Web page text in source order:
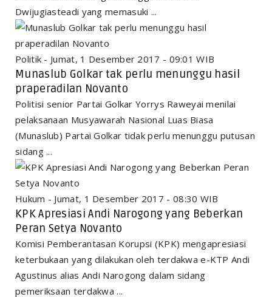
Dwijugiasteadi yang memasuki ...
Politik - Jumat, 1 Desember 2017 - 09:01 WIB
Munaslub Golkar tak perlu menunggu hasil
praperadilan Novanto
Politisi senior Partai Golkar Yorrys Raweyai menilai
pelaksanaan Musyawarah Nasional Luas Biasa
(Munaslub) Partai Golkar tidak perlu menunggu putusan
sidang ...
Hukum - Jumat, 1 Desember 2017 - 08:30 WIB
KPK Apresiasi Andi Narogong yang Beberkan
Peran Setya Novanto
Komisi Pemberantasan Korupsi (KPK) mengapresiasi
keterbukaan yang dilakukan oleh terdakwa e-KTP Andi
Agustinus alias Andi Narogong dalam sidang
pemeriksaan terdakwa ...